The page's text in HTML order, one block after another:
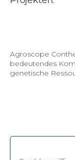
Agroscope
bedeutendes
genetische